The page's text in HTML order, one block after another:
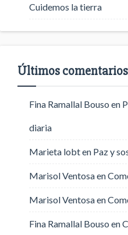
Cuidemos la tierra
Últimos comentarios
Fina Ramallal Bouso en
diaria
Marieta lobten Paz y
Marisol Ventosaen
Marisol Ventosaen
Fina Ramallal Bouso en